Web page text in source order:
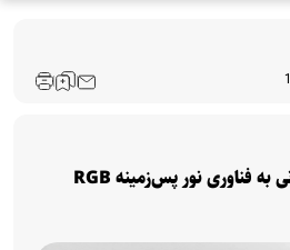
تلویزیون براویا ۷ II سونی به فناوری نور پس‌زمینه RGB